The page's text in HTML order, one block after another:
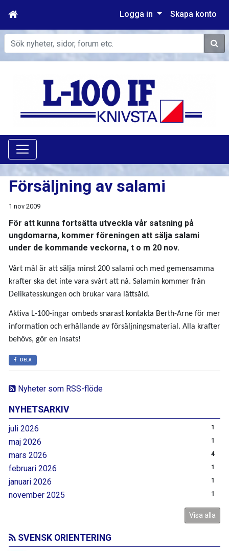
Logga in Skapa konto
Sök
Nyheter som RSS-flöde
NYHETSARKIV
juli 2026 1
maj 2026 1
mars 2026 4
februari 2026 1
januari 2026 1
november 2025 1
Visa alla
Försäljning av salami
1 nov 2009
För att kunna fortsätta utveckla vår satsning på
ungdomarna, kommer föreningen att sälja salami
under de kommande veckorna, t o m 20 nov.
Vårt mål är att sälja minst 200 salami och med gemensamma
krafter ska det inte vara svårt att nå. Salamin kommer från
Delikatesskungen och brukar vara lättsåld.
Aktiva L-100-ingar ombeds snarast kontakta Berth-Arne för mer
information och erhållande av försäljningsmaterial. Alla krafter
behövs, gör en insats!
DELA
SVENSK ORIENTERING